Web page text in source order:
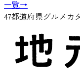
一覧→
47都道府県グルメカ